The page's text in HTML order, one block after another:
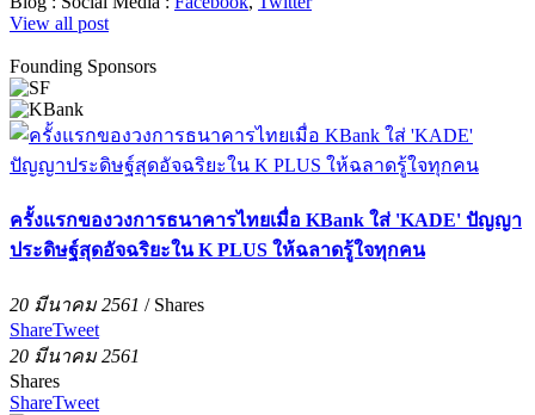
View all post
Founding Sponsors
ครั้งแรกของวงการธนาคารไทยเมื่อ KBank ใส่ 'KADE' ปัญญา
ประดิษฐ์สุดอัจฉริยะใน K PLUS ให้ฉลาดรู้ใจทุกคน
20 มีนาคม 2561 / Shares
ShareTweet
20 มีนาคม 2561
Shares
ShareTweet